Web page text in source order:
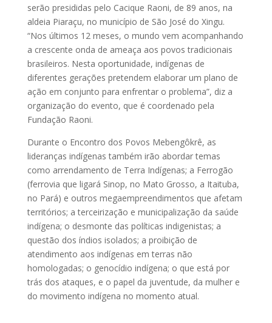
serão presididas pelo Cacique Raoni, de 89 anos, na
aldeia Piaraçu, no município de São José do Xingu.
“Nos últimos 12 meses, o mundo vem acompanhando
a crescente onda de ameaça aos povos tradicionais
brasileiros. Nesta oportunidade, indígenas de
diferentes gerações pretendem elaborar um plano de
ação em conjunto para enfrentar o problema”, diz a
organização do evento, que é coordenado pela
Fundação Raoni.
Durante o Encontro dos Povos Mebengôkrê, as
lideranças indígenas também irão abordar temas
como arrendamento de Terra Indígenas; a Ferrogão
(ferrovia que ligará Sinop, no Mato Grosso, a Itaituba,
no Pará) e outros megaempreendimentos que afetam
territórios; a terceirização e municipalização da saúde
indígena; o desmonte das políticas indigenistas; a
questão dos índios isolados; a proibição de
atendimento aos indígenas em terras não
homologadas; o genocídio indígena; o que está por
trás dos ataques, e o papel da juventude, da mulher e
do movimento indígena no momento atual.